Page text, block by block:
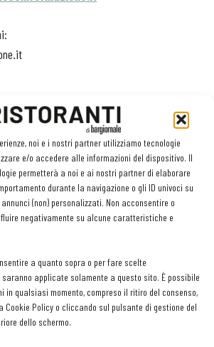
noi e i nostri partner utilizziamo tecnologie
e/o accedere alle informazioni del dispositivo. Il
permetterà a noi e ai nostri partner di elaborare
durante la navigazione o gli ID univoci su
(non) personalizzati. Non acconsentire o
negativamente su alcune caratteristiche e
a quanto sopra o per fare scelte
applicate solamente a questo sito. È possibile
in qualsiasi momento, compreso il ritiro del consenso,
Cookie Policy o cliccando sul pulsante di gestione del
dello schermo.